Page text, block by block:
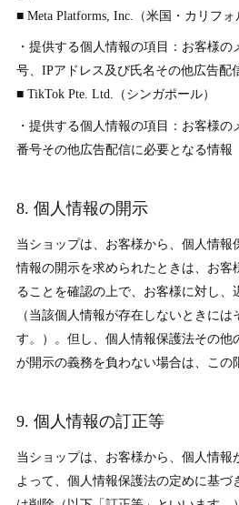
■ Meta Platforms, Inc.（米国・カリフォ
・提供する個人情報の項目：お客様
号、IPアドレス及び氏名その他広告配
■ TikTok Pte. Ltd.（シンガポール）
・提供する個人情報の項目：お客様
番号その他広告配信に必要となる情報
8. 個人情報の開示
当ショップは、お客様から、個人情報
情報の開示を求められたときは、お客
ることを確認の上で、お客様に対し、
（当該個人情報が存在しないときには
す。）。但し、個人情報保護法その他
が開示の義務を負わない場合は、この
9. 個人情報の訂正等
当ショップは、お客様から、個人情報
よって、個人情報保護法の定めに基づ